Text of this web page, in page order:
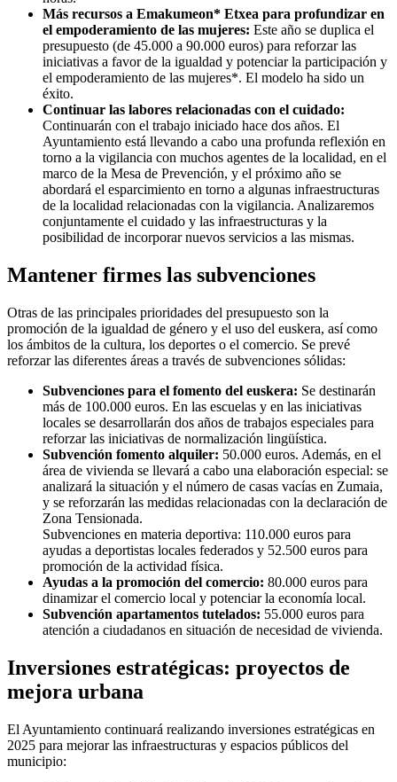
Más recursos a Emakumeon* Etxea para profundizar en
el empoderamiento de las mujeres: Este año se duplica el
presupuesto (de 45.000 a 90.000 euros) para reforzar las
iniciativas a favor de la igualdad y potenciar la participación y
el empoderamiento de las mujeres*. El modelo ha sido un
éxito.
Continuar las labores relacionadas con el cuidado:
Continuarán con el trabajo iniciado hace dos años. El
Ayuntamiento está llevando a cabo una profunda reflexión en
torno a la vigilancia con muchos agentes de la localidad, en el
marco de la Mesa de Prevención, y el próximo año se
abordará el esparcimiento en torno a algunas infraestructuras
de la localidad relacionadas con la vigilancia. Analizaremos
conjuntamente el cuidado y las infraestructuras y la
posibilidad de incorporar nuevos servicios a las mismas.
Mantener firmes las subvenciones
Otras de las principales prioridades del presupuesto son la
promoción de la igualdad de género y el uso del euskera, así como
los ámbitos de la cultura, los deportes o el comercio. Se prevé
reforzar las diferentes áreas a través de subvenciones sólidas:
Subvenciones para el fomento del euskera: Se destinarán
más de 100.000 euros. En las escuelas y en las iniciativas
locales se desarrollarán dos años de trabajos especiales para
reforzar las iniciativas de normalización lingüística.
Subvención fomento alquiler: 50.000 euros. Además, en el
área de vivienda se llevará a cabo una elaboración especial: se
analizará la situación y el número de casas vacías en Zumaia,
y se reforzarán las medidas relacionadas con la declaración de
Zona Tensionada.
Subvenciones en materia deportiva: 110.000 euros para
ayudas a deportistas locales federados y 52.500 euros para
promoción de la actividad física.
Ayudas a la promoción del comercio: 80.000 euros para
dinamizar el comercio local y potenciar la economía local.
Subvención apartamentos tutelados: 55.000 euros para
atención a ciudadanos en situación de necesidad de vivienda.
Inversiones estratégicas: proyectos de
mejora urbana
El Ayuntamiento continuará realizando inversiones estratégicas en
2025 para mejorar las infraestructuras y espacios públicos del
municipio: